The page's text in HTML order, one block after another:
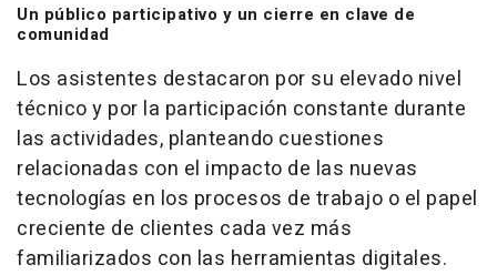
Un público participativo y un cierre en clave de
comunidad
Los asistentes destacaron por su elevado nivel
técnico y por la participación constante durante
las actividades, planteando cuestiones
relacionadas con el impacto de las nuevas
tecnologías en los procesos de trabajo o el papel
creciente de clientes cada vez más
familiarizados con las herramientas digitales.